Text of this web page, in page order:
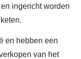
ingericht worden
en hebben een
van het